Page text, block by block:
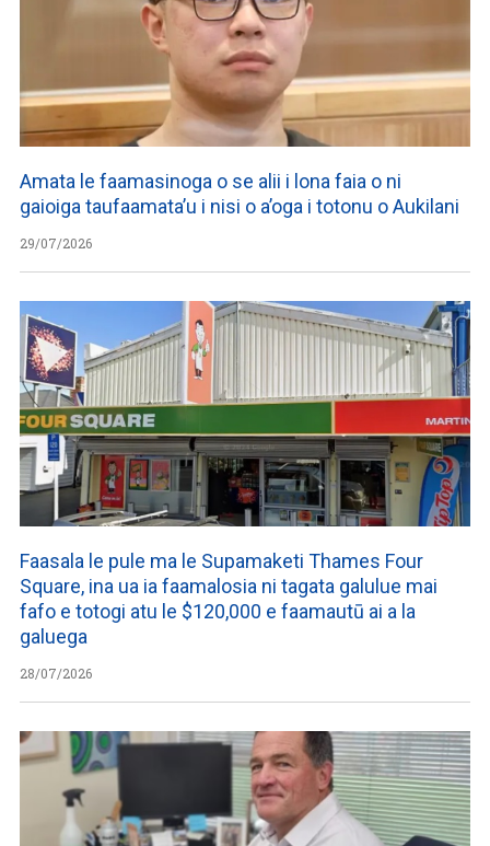
Amata le faamasinoga o se alii i lona faia o ni
gaioiga taufaamata’u i nisi o a’oga i totonu o Aukilani
29/07/2026
Faasala le pule ma le Supamaketi Thames Four
Square, ina ua ia faamalosia ni tagata galulue mai
fafo e totogi atu le $120,000 e faamautū ai a la
galuega
28/07/2026